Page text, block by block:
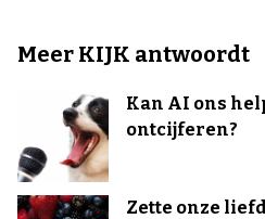
Meer KIJK antwoordt
Kan AI ons
ontcijferen?
Zette onze